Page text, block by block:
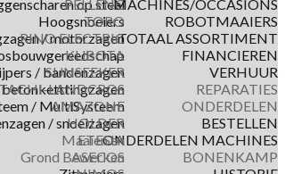
op steel
Hoogsnoeiers
/ motorzagen
/ bandenzagen
/ MultiSysteem
/ snoeizagen
Maaien en
Grond Bewerken
PELLENC
TORO
RINO ELECTRIC
KUBOTA
SUNSEEKER
LANDCROS
AMAZONE
HOLDER
ETESIA
ASECOS
MACHINES/OCCASIONS
ROBOTMAAIERS
TOTAAL ASSORTIMENT
FINANCIEREN
VERHUUR
REPARATIES
ONDERDELEN
BESTELLEN
ONDERDELEN MACHINES
BONENKAMP